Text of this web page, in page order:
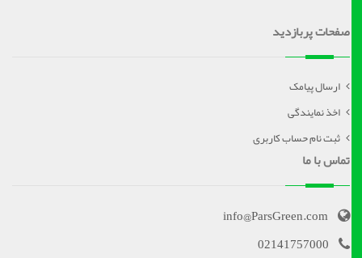
صفحات پربازدید
ارسال پیامک
اخذ نمایندگی
ثبت نام حساب کاربری
تماس با ما
info@ParsGreen.com
02141757000